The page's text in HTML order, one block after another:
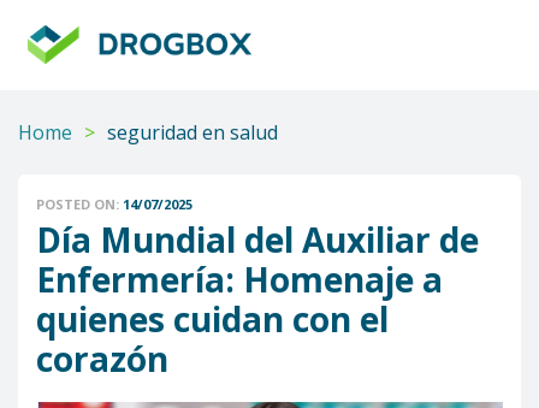
Home > seguridad en salud
POSTED ON: 14/07/2025
Día Mundial del Auxiliar de
Enfermería: Homenaje a
quienes cuidan con el
corazón